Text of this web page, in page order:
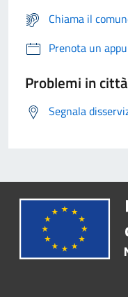
Chiama il
Prenota un
Problemi in città
Segnala